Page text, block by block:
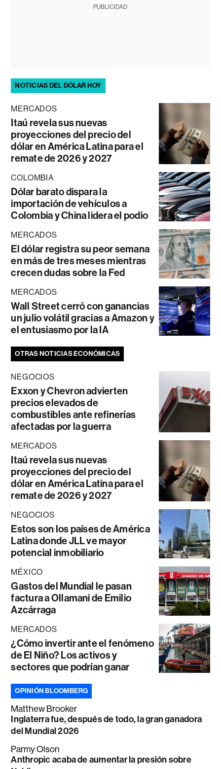
PUBLICIDAD
NOTICIAS DEL DÓLAR HOY
MERCADOS
Itaú revela sus nuevas
proyecciones del precio del
dólar en América Latina para el
remate de 2026 y 2027
COLOMBIA
Dólar barato dispara la
importación de vehículos a
Colombia y China lidera el podio
MERCADOS
El dólar registra su peor semana
en más de tres meses mientras
crecen dudas sobre la Fed
MERCADOS
Wall Street cerró con ganancias
un julio volátil gracias a Amazon y
el entusiasmo por la IA
OTRAS NOTICIAS ECONÓMICAS
NEGOCIOS
Exxon y Chevron advierten
precios elevados de
combustibles ante refinerías
afectadas por la guerra
MERCADOS
Itaú revela sus nuevas
proyecciones del precio del
dólar en América Latina para el
remate de 2026 y 2027
NEGOCIOS
Estos son los países de América
Latina donde JLL ve mayor
potencial inmobiliario
MÉXICO
Gastos del Mundial le pasan
factura a Ollamani de Emilio
Azcárraga
MERCADOS
¿Cómo invertir ante el fenómeno
de El Niño? Los activos y
sectores que podrían ganar
OPINIÓN BLOOMBERG
Matthew Brooker
Inglaterra fue, después de todo, la gran ganadora
del Mundial 2026
Parmy Olson
Anthropic acaba de aumentar la presión sobre